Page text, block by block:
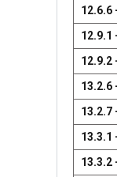
12.6.6
12.9.1
12.9.2
13.2.6
13.2.7